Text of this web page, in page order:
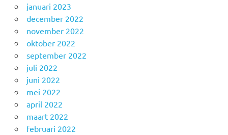
januari 2023
december 2022
november 2022
oktober 2022
september 2022
juli 2022
juni 2022
mei 2022
april 2022
maart 2022
februari 2022